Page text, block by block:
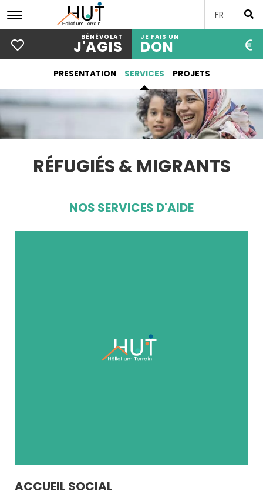
contenu
principal
FR
BÉNÉVOLAT
J'AGIS
JE FAIS UN
DON
PRESENTATION SERVICES PROJETS
RÉFUGIÉS & MIGRANTS
NOS SERVICES D'AIDE
ACCUEIL SOCIAL